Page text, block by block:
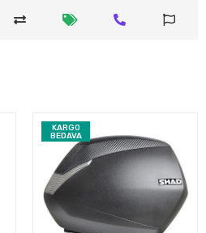
KARGO
BEDAVA